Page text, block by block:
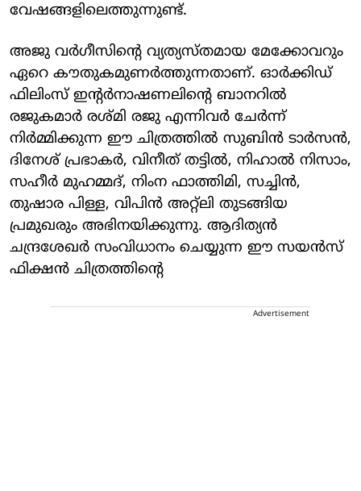
വേഷങ്ങളിലെത്തുന്നുണ്ട്.
അജു വർഗീസിന്റെ വ്യത്യസ്തമായ മേക്കോവറും
ഏറെ കൗതുകമുണർത്തുന്നതാണ്. ഓർക്കിഡ്
ഫിലിംസ് ഇന്റർനാഷണലിന്റെ ബാനറിൽ
രജുകമാർ രശ്മി രജു എന്നിവർ ചേർന്ന്
നിർമ്മിക്കുന്ന ഈ ചിത്രത്തിൽ സുബിൻ ടാർസൻ,
ദിനേശ് പ്രഭാകർ, വിനീത് തട്ടിൽ, നിഹാൽ നിസാം,
സഹീർ മുഹമ്മദ്, നിംന ഫാത്തിമി, സച്ചിൻ,
തുഷാര പിള്ള, വിപിൻ അറ്റ്‌ലി തുടങ്ങിയ
പ്രമുഖരും അഭിനയിക്കുന്നു. ആദിത്യൻ
ചന്ദ്രശേഖർ സംവിധാനം ചെയ്യുന്ന ഈ സയൻസ്
ഫിക്ഷൻ ചിത്രത്തിന്റെ
Advertisement